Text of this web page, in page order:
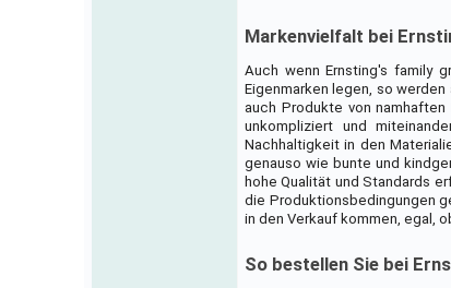
Markenvielfalt bei
Auch wenn Ernsting's family
Eigenmarken legen, so
auch Produkte von
unkompliziert und
Nachhaltigkeit in den
genauso wie bunte und
hohe Qualität und Standards
die Produktionsbedingungen
in den Verkauf kommen, egal,
So bestellen Sie bei